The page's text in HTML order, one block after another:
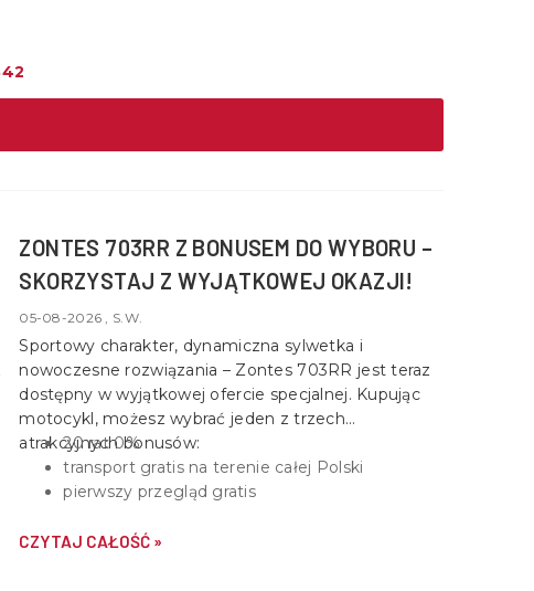
ZONTES 703RR Z BONUSEM DO WYBORU –
SKORZYSTAJ Z WYJĄTKOWEJ OKAZJI!
05-08-2026 , S.W.
Sportowy charakter, dynamiczna sylwetka i
nowoczesne rozwiązania – Zontes 703RR jest teraz
dostępny w wyjątkowej ofercie specjalnej. Kupując
motocykl, możesz wybrać jeden z trzech
atrakcyjnych bonusów:
20 rat 0%
transport gratis na terenie całej Polski
pierwszy przegląd gratis
CZYTAJ CAŁOŚĆ »